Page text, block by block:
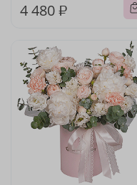
4 480 ₽